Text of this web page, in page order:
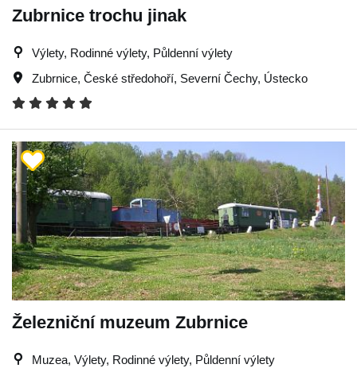
Zubrnice trochu jinak
Výlety, Rodinné výlety, Půldenní výlety
Zubrnice, České středohoří, Severní Čechy, Ústecko
Železniční muzeum Zubrnice
Muzea, Výlety, Rodinné výlety, Půldenní výlety